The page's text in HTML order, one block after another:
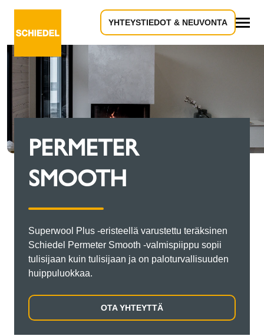
YHTEYSTIEDOT & NEUVONTA
PERMETER
SMOOTH
Superwool Plus -eristeellä varustettu teräksinen
Schiedel Permeter Smooth -valmispiippu sopii
tulisijaan kuin tulisijaan ja on paloturvallisuuden
huippuluokkaa.
OTA YHTEYTTÄ